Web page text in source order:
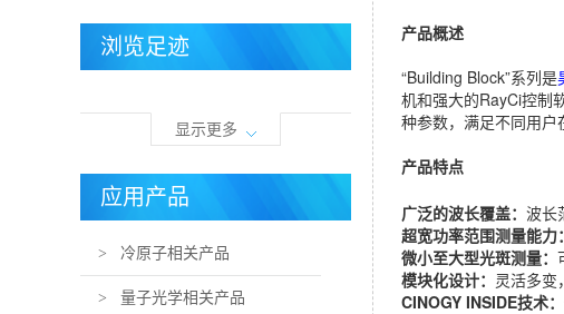
浏览足迹
显示更多
应用产品
> 冷原子相关产品
> 量子光学相关产品
产品概述
“Building Block”系列是
机和强大的RayCi控制
种参数，满足不同用户
产品特点
广泛的波长覆盖： 波长
超宽功率范围测量能力：
微小至大型光斑测量：
模块化设计： 灵活多变
CINOGY INSIDE技术：